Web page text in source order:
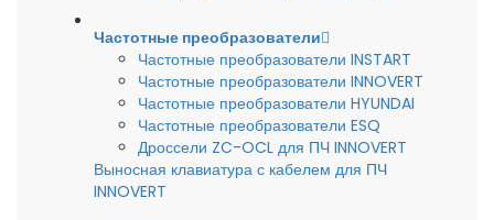
Частотные преобразователи
Частотные преобразователи INSTART
Частотные преобразователи INNOVERT
Частотные преобразователи HYUNDAI
Частотные преобразователи ESQ
Дроссели ZC-OCL для ПЧ INNOVERT
Выносная клавиатура с кабелем для ПЧ
INNOVERT